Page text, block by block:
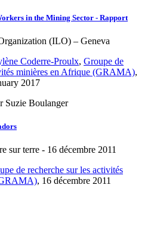
in the Mining Sector - Rapport
(ILO) – Geneva
Coderre-Proulx, Groupe de
minières en Afrique (GRAMA),
2017
Suzie Boulanger
sur terre - 16 décembre 2011
de recherche sur les activités
, 16 décembre 2011